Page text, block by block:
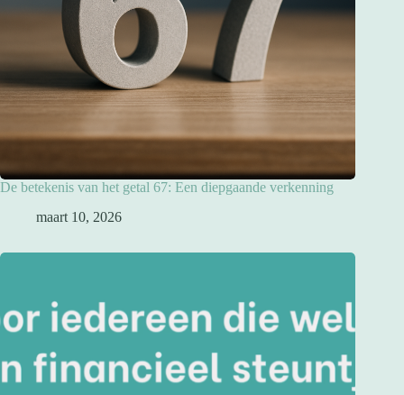
De betekenis van het getal 67: Een diepgaande verkenning
maart 10, 2026